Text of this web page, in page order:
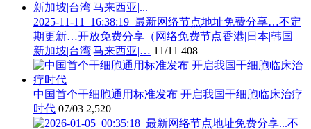
2025-11-11_16:38:19_最新网络节点地址免费分享…不定
期更新…开放免费分享（网络免费节点香港|日本|韩国|
新加坡|台湾|马来西亚|… 11/11 408
中国首个干细胞通用标准发布 开启我国干细胞临床治疗
时代 07/03 2,520